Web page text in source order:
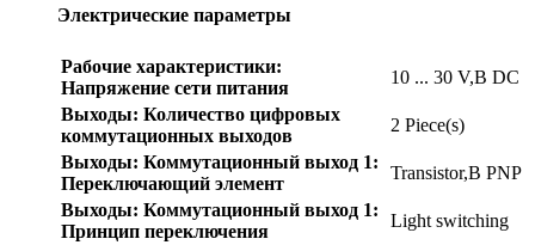
Электрические параметры
Рабочие характеристики:
Напряжение сети питания
10 ... 30 V,В DC
Выходы: Количество цифровых
коммутационных выходов
2 Piece(s)
Выходы: Коммутационный выход 1:
Переключающий элемент
Transistor,В PNP
Выходы: Коммутационный выход 1:
Принцип переключения
Light switching